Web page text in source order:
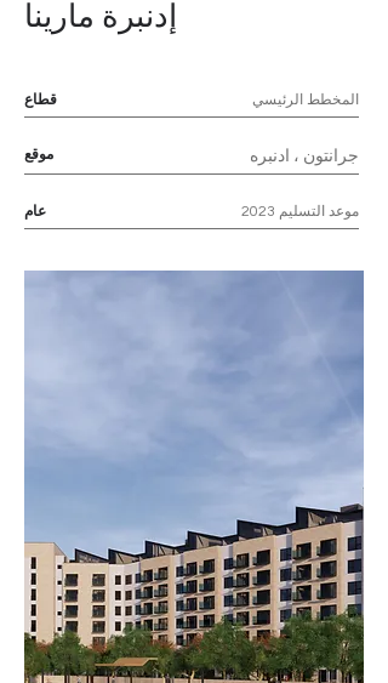
إدنبرة مارينا
قطاع المخطط الرئيسي
موقع جرانتون ، ادنبره
عام موعد التسليم 2023